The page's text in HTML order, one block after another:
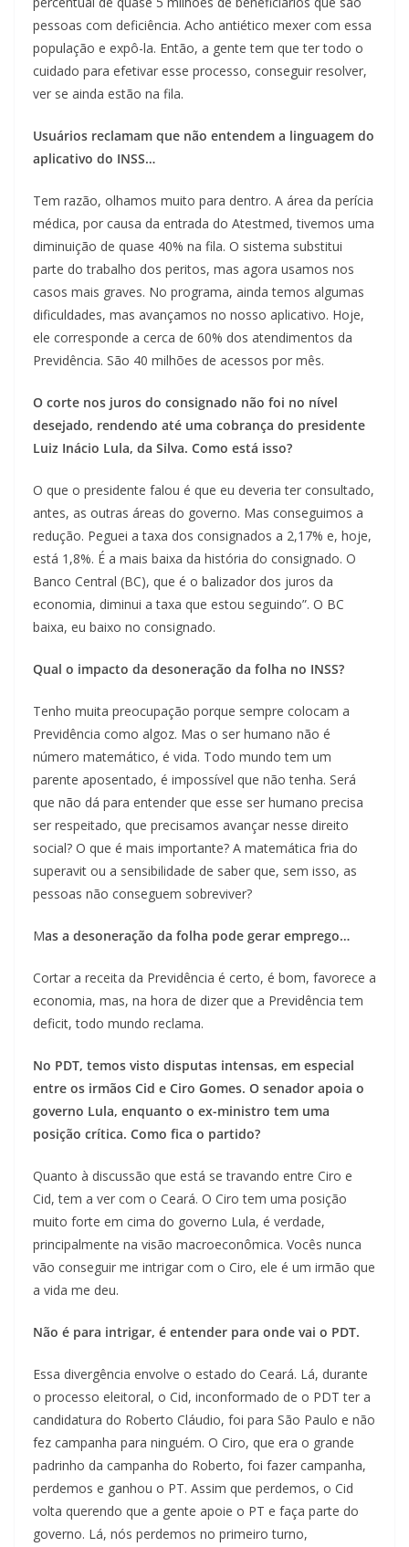
pessoas com deficiência. Acho antiético mexer com essa
população e expô-la. Então, a gente tem que ter todo o
cuidado para efetivar esse processo, conseguir resolver,
ver se ainda estão na fila.
Usuários reclamam que não entendem a linguagem do
aplicativo do INSS…
Tem razão, olhamos muito para dentro. A área da perícia
médica, por causa da entrada do Atestmed, tivemos uma
diminuição de quase 40% na fila. O sistema substitui
parte do trabalho dos peritos, mas agora usamos nos
casos mais graves. No programa, ainda temos algumas
dificuldades, mas avançamos no nosso aplicativo. Hoje,
ele corresponde a cerca de 60% dos atendimentos da
Previdência. São 40 milhões de acessos por mês.
O corte nos juros do consignado não foi no nível
desejado, rendendo até uma cobrança do presidente
Luiz Inácio Lula, da Silva. Como está isso?
O que o presidente falou é que eu deveria ter consultado,
antes, as outras áreas do governo. Mas conseguimos a
redução. Peguei a taxa dos consignados a 2,17% e, hoje,
está 1,8%. É a mais baixa da história do consignado. O
Banco Central (BC), que é o balizador dos juros da
economia, diminui a taxa que estou seguindo”. O BC
baixa, eu baixo no consignado.
Qual o impacto da desoneração da folha no INSS?
Tenho muita preocupação porque sempre colocam a
Previdência como algoz. Mas o ser humano não é
número matemático, é vida. Todo mundo tem um
parente aposentado, é impossível que não tenha. Será
que não dá para entender que esse ser humano precisa
ser respeitado, que precisamos avançar nesse direito
social? O que é mais importante? A matemática fria do
superavit ou a sensibilidade de saber que, sem isso, as
pessoas não conseguem sobreviver?
Mas a desoneração da folha pode gerar emprego…
Cortar a receita da Previdência é certo, é bom, favorece a
economia, mas, na hora de dizer que a Previdência tem
deficit, todo mundo reclama.
No PDT, temos visto disputas intensas, em especial
entre os irmãos Cid e Ciro Gomes. O senador apoia o
governo Lula, enquanto o ex-ministro tem uma
posição crítica. Como fica o partido?
Quanto à discussão que está se travando entre Ciro e
Cid, tem a ver com o Ceará. O Ciro tem uma posição
muito forte em cima do governo Lula, é verdade,
principalmente na visão macroeconômica. Vocês nunca
vão conseguir me intrigar com o Ciro, ele é um irmão que
a vida me deu.
Não é para intrigar, é entender para onde vai o PDT.
Essa divergência envolve o estado do Ceará. Lá, durante
o processo eleitoral, o Cid, inconformado de o PDT ter a
candidatura do Roberto Cláudio, foi para São Paulo e não
fez campanha para ninguém. O Ciro, que era o grande
padrinho da campanha do Roberto, foi fazer campanha,
perdemos e ganhou o PT. Assim que perdemos, o Cid
volta querendo que a gente apoie o PT e faça parte do
governo. Lá, nós perdemos no primeiro turno,